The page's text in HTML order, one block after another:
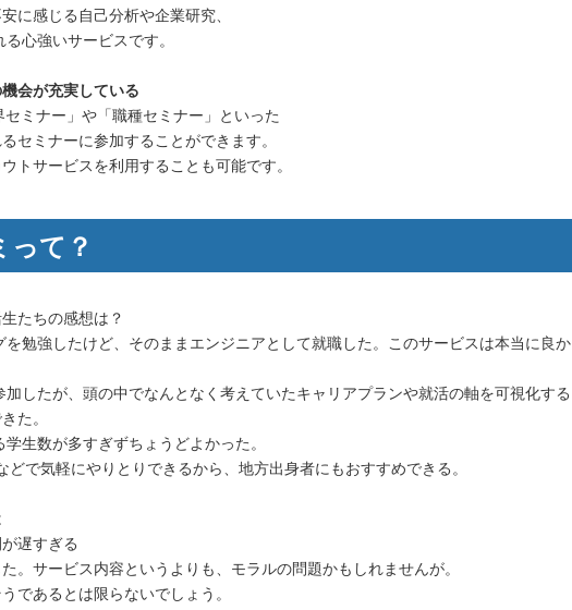
に感じる自己分析や企業研究、
心強いサービスです。
会が充実している
ミナー」や「職種セミナー」といった
セミナーに参加することができます。
トサービスを利用することも可能です。
て？
たちの感想は？
を勉強したけど、そのままエンジニアとして就職した。このサービスは本当に良か
加したが、頭の中でなんとなく考えていたキャリアプランや就活の軸を可視化する
た。
生数が多すぎずちょうどよかった。
どで気軽にやりとりできるから、地方出身者にもおすすめできる。
遅すぎる
。サービス内容というよりも、モラルの問題かもしれませんが。
であるとは限らないでしょう。